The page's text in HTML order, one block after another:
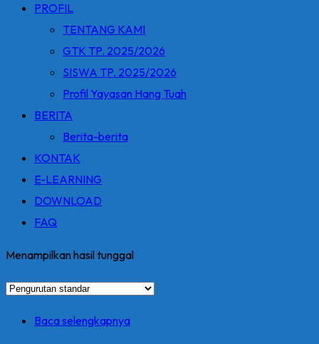
PROFIL
TENTANG KAMI
GTK TP. 2025/2026
SISWA TP. 2025/2026
Profil Yayasan Hang Tuah
BERITA
Berita-berita
KONTAK
E-LEARNING
DOWNLOAD
FAQ
Menampilkan hasil tunggal
Baca selengkapnya